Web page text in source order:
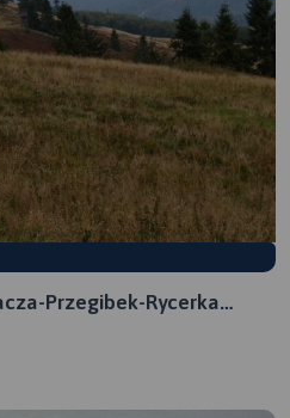
Przegibek-Rycerka